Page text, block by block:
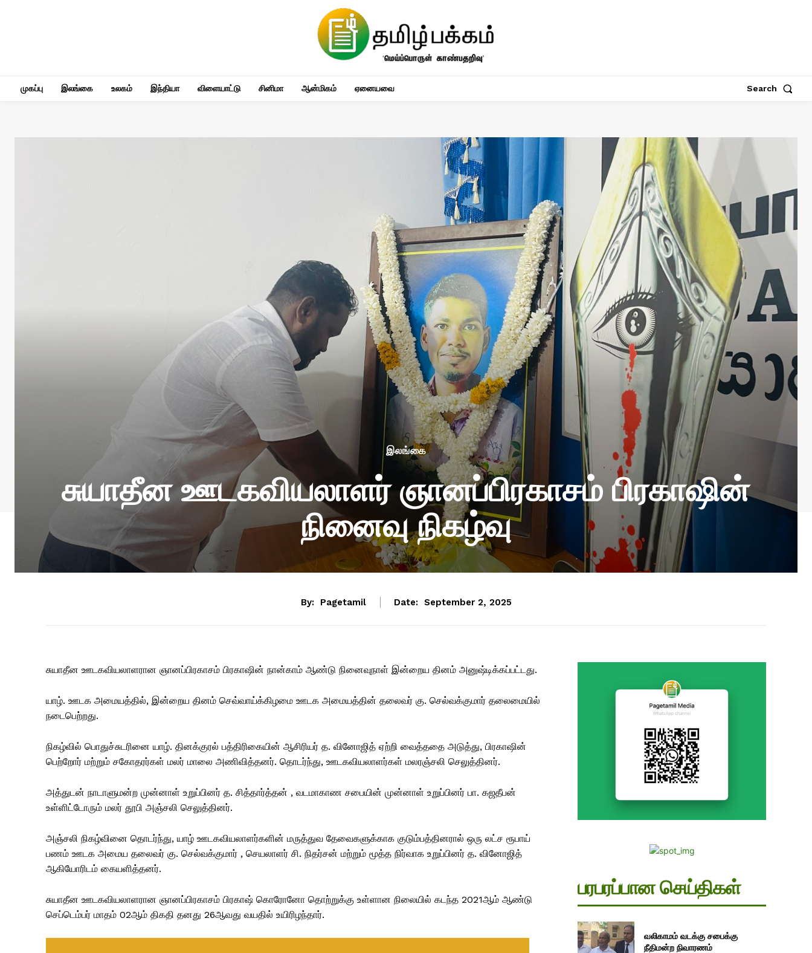
முகப்பு இலங்கை உலகம் இந்தியா விளையாட்டு சினிமா ஆன்மிகம் ஏனையவை Search
இலங்கை
சுயாதீன ஊடகவியலாளர் ஞானப்பிரகாசம் பிரகாஷின்
நினைவு நிகழ்வு
By: Pagetamil Date: September 2, 2025
சுயாதீன ஊடகவியலாளரான ஞானப்பிரகாசம் பிரகாஷின் நான்காம் ஆண்டு நினைவுநாள் இன்றைய தினம் அனுஷ்டிக்கப்பட்டது.
யாழ். ஊடக அமையத்தில், இன்றைய தினம் செவ்வாய்க்கிழமை ஊடக அமையத்தின் தலைவர் கு. செல்வக்குமார் தலைமையில்
நடைபெற்றது.
நிகழ்வில் பொதுச்சுடரினை யாழ். தினக்குரல் பத்திரிகையின் ஆசிரியர் த. வினோஜித் ஏற்றி வைத்ததை அடுத்து, பிரகாஷின்
பெற்றோர் மற்றும் சகோதரர்கள் மலர் மாலை அணிவித்தனர். தொடர்ந்து, ஊடகவியலாளர்கள் மலரஞ்சலி செலுத்தினர்.
அத்துடன் நாடாளுமன்ற முன்னாள் உறுப்பினர் த. சித்தார்த்தன் , வடமாகாண சபையின் முன்னாள் உறுப்பினர் பா. கஜதீபன்
உள்ளிட்டோரும் மலர் தூபி அஞ்சலி செலுத்தினர்.
அஞ்சலி நிகழ்வினை தொடர்ந்து, யாழ் ஊடகவியலாளர்களின் மருத்துவ தேவைகளுக்காக குடும்பத்தினரால் ஒரு லட்ச ரூபாய்
பணம் ஊடக அமைய தலைவர் கு. செல்வக்குமார் , செயலாளர் சி. நிதர்சன் மற்றும் மூத்த நிர்வாக உறுப்பினர் த. வினோஜித்
ஆகியோரிடம் கையளித்தனர்.
சுயாதீன ஊடகவியலாளரான ஞானப்பிரகாசம் பிரகாஷ் கொரோனோ தொற்றுக்கு உள்ளான நிலையில் கடந்த 2021ஆம் ஆண்டு
செப்டெம்பர் மாதம் 02ஆம் திகதி தனது 26ஆவது வயதில் உயிரிழந்தார்.
பரபரப்பான செய்திகள்
வலிகாமம் வடக்கு சபைக்கு
நீதிமன்ற நிவாரணம்